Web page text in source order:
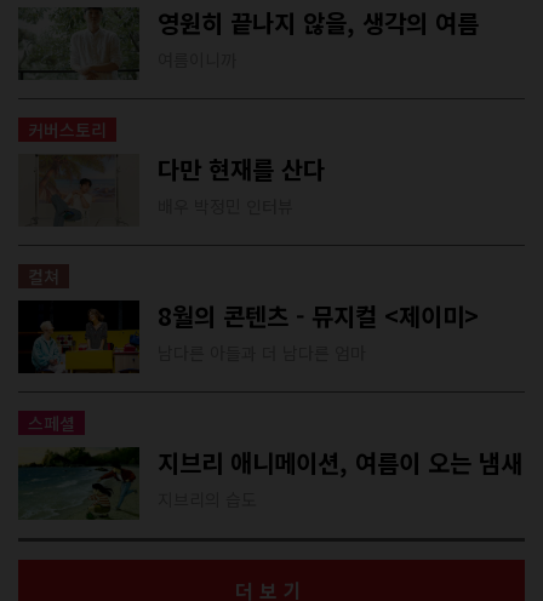
영원히 끝나지 않을, 생각의 여름
커버스토리
다만 현재를 산다
컬쳐
8월의 콘텐츠 - 뮤지컬 <제이미>
스페셜
지브리 애니메이션, 여름이 오는 냄새
더보기